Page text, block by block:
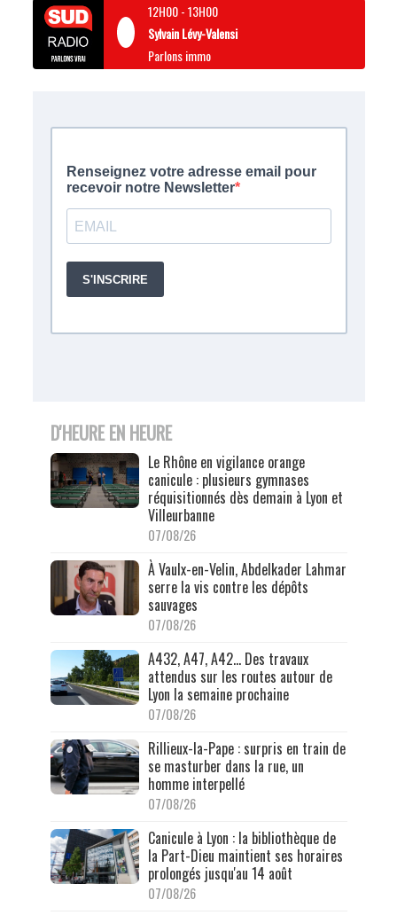
12H00-13H00
Sylvain Lévy-Valensi
Parlons immo
D'HEURE EN HEURE
Le Rhône en vigilance orange
canicule : plusieurs gymnases
réquisitionnés dès demain à Lyon et
Villeurbanne
07/08/26
À Vaulx-en-Velin, Abdelkader Lahmar
serre la vis contre les dépôts
sauvages
07/08/26
A432, A47, A42… Des travaux
attendus sur les routes autour de
Lyon la semaine prochaine
07/08/26
Rillieux-la-Pape : surpris en train de
se masturber dans la rue, un
homme interpellé
07/08/26
Canicule à Lyon : la bibliothèque de
la Part-Dieu maintient ses horaires
prolongés jusqu'au 14 août
07/08/26